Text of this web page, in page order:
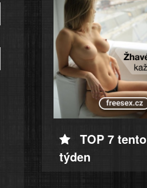
TOP 7 tento
týden